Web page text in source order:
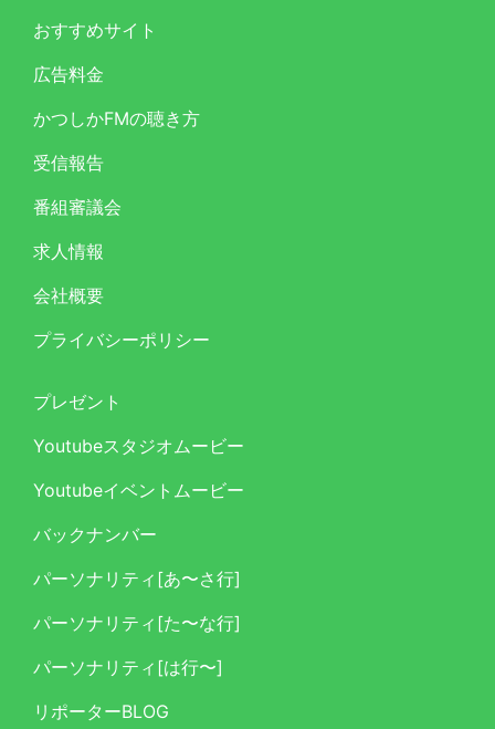
おすすめサイト
広告料金
かつしかFMの聴き方
受信報告
番組審議会
求人情報
会社概要
プライバシーポリシー
プレゼント
Youtubeスタジオムービー
Youtubeイベントムービー
バックナンバー
パーソナリティ[あ〜さ行]
パーソナリティ[た〜な行]
パーソナリティ[は行〜]
リポーターBLOG